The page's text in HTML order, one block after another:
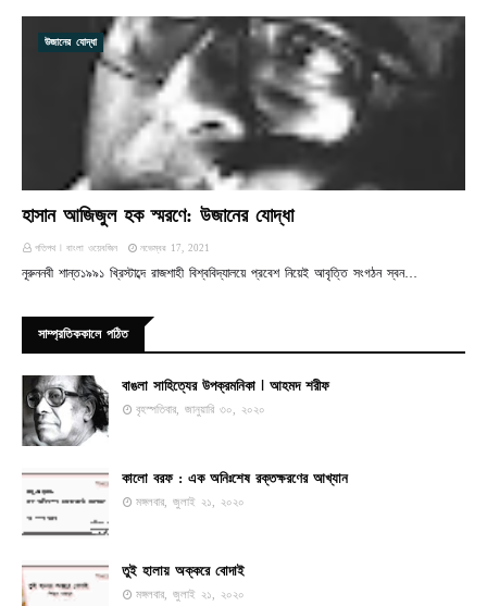
উজানের যোদ্ধা
হাসান আজিজুল হক স্মরণে: উজানের যোদ্ধা
গতিপথ ꘡ বাংলা ওয়েবজিন নভেম্বর 17, 2021
নূরুননবী শান্ত১৯৯১ খ্রিস্টাব্দে রাজশাহী বিশ্ববিদ্যালয়ে প্রবেশ নিয়েই আবৃত্তি সংগঠন স্বন…
সাম্প্রতিককালে পঠিত
বাঙলা সাহিত্যের উপক্রমনিকা ꘡ আহমদ শরীফ
বৃহস্পতিবার, জানুয়ারি ৩০, ২০২০
কালো বরফ : এক অনিঃশেষ রক্তক্ষরণের আখ্যান
মঙ্গলবার, জুলাই ২১, ২০২০
তুই হালায় অক্করে বোদাই
মঙ্গলবার, জুলাই ২১, ২০২০